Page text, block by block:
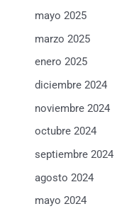
mayo 2025
marzo 2025
enero 2025
diciembre 2024
noviembre 2024
octubre 2024
septiembre 2024
agosto 2024
mayo 2024